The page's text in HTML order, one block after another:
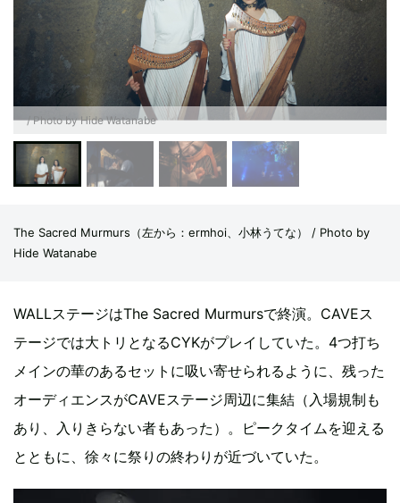
/ Photo by Hide Watanabe
The Sacred Murmurs（左から：ermhoi、小林うてな） / Photo by
Hide Watanabe
WALLステージはThe Sacred Murmursで終演。CAVEス
テージでは大トリとなるCYKがプレイしていた。4つ打ち
メインの華のあるセットに吸い寄せられるように、残った
オーディエンスがCAVEステージ周辺に集結（入場規制も
あり、入りきらない者もあった）。ピークタイムを迎える
とともに、徐々に祭りの終わりが近づいていた。